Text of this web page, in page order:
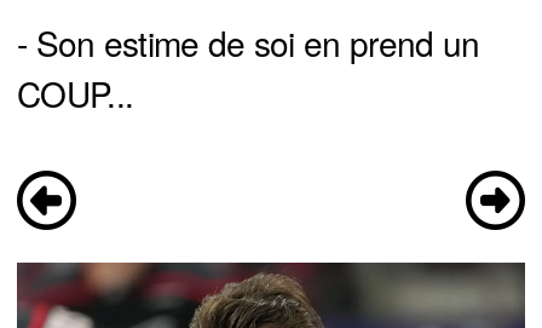
- Son estime de soi en prend un
COUP...